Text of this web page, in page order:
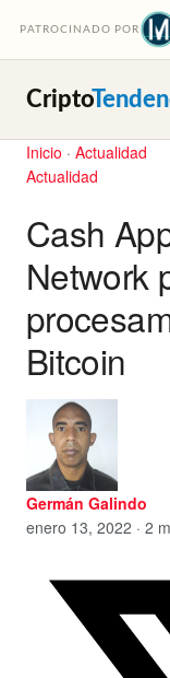
PATROCINADO POR
Cripto
Inicio · Actualidad
Actualidad
Cash
Network
Bitcoin
Germán Galindo
enero 13, 2022 · 2